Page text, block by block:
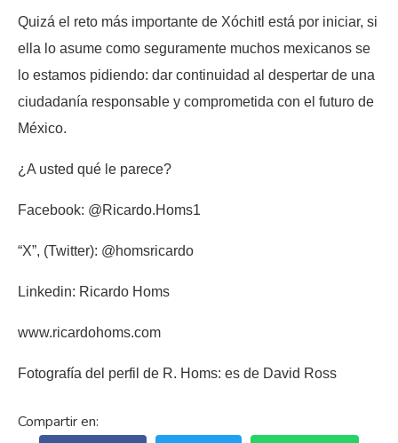
Quizá el reto más importante de Xóchitl está por iniciar, si
ella lo asume como seguramente muchos mexicanos se
lo estamos pidiendo: dar continuidad al despertar de una
ciudadanía responsable y comprometida con el futuro de
México.
¿A usted qué le parece?
Facebook: @Ricardo.Homs1
“X”, (Twitter): @homsricardo
Linkedin: Ricardo Homs
www.ricardohoms.com
Fotografía del perfil de R. Homs: es de David Ross